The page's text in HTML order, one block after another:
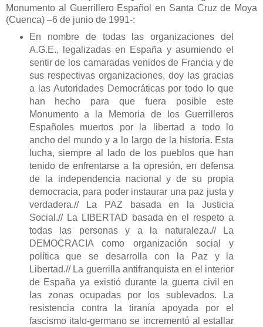
Monumento al Guerrillero Español en Santa Cruz de Moya
(Cuenca) –6 de junio de 1991-:
En nombre de todas las organizaciones del
A.G.E., legalizadas en España y asumiendo el
sentir de los camaradas venidos de Francia y de
sus respectivas organizaciones, doy las gracias
a las Autoridades Democráticas por todo lo que
han hecho para que fuera posible este
Monumento a la Memoria de los Guerrilleros
Españoles muertos por la libertad a todo lo
ancho del mundo y a lo largo de la historia. Esta
lucha, siempre al lado de los pueblos que han
tenido de enfrentarse a la opresión, en defensa
de la independencia nacional y de su propia
democracia, para poder instaurar una paz justa y
verdadera.// La PAZ basada en la Justicia
Social.// La LIBERTAD basada en el respeto a
todas las personas y a la naturaleza.// La
DEMOCRACIA como organización social y
política que se desarrolla con la Paz y la
Libertad.// La guerrilla antifranquista en el interior
de España ya existió durante la guerra civil en
las zonas ocupadas por los sublevados. La
resistencia contra la tiranía apoyada por el
fascismo italo-germano se incrementó al estallar